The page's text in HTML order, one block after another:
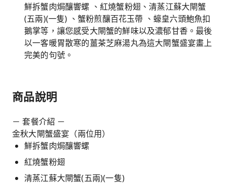
鮮拆蟹肉焗釀響螺 、紅燒蟹粉翅、清蒸江蘇大閘蟹
(五兩)(一隻) 、蟹粉煎釀百花玉帶 、蠔皇六頭鮑魚扣
鵝掌等，讓您感受大閘蟹的鮮味以及濃郁甘香。最後
以一客暖胃散寒的薑茶芝麻湯丸為這大閘蟹盛宴畫上
完美的句號。
商品說明
－ 套餐介紹 －
金秋大閘蟹盛宴（兩位用）
鮮拆蟹肉焗釀響螺
紅燒蟹粉翅
清蒸江蘇大閘蟹(五兩)(一隻)